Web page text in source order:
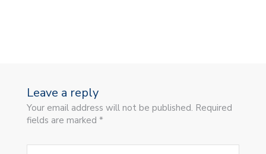
Leave a reply
Your email address will not be published. Required
fields are marked *